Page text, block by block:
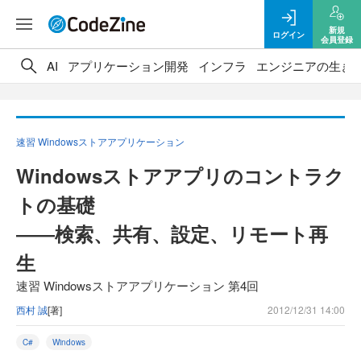
ログイン
新規
会員登録
AI アプリケーション開発 インフラ エンジニアの生き
速習 Windowsストアアプリケーション
Windowsストアアプリのコントラク
トの基礎
――検索、共有、設定、リモート再
生
速習 Windowsストアアプリケーション 第4回
西村 誠[著] 2012/12/31 14:00
C# Windows